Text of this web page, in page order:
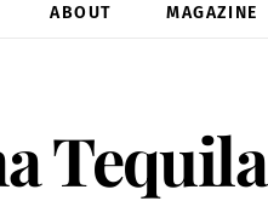
ABOUT MAGAZINE
Tequila